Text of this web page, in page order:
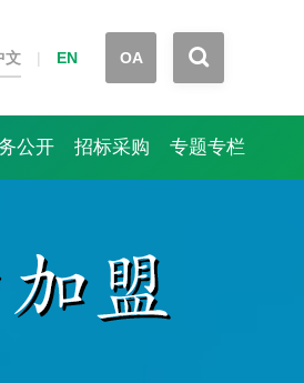


OA
文 | EN
公开 招标采购 专题专栏